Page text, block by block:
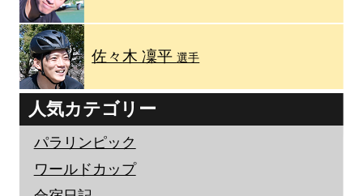
佐々木 凜平選手
人気カテゴリー
パラリンピック
ワールドカップ